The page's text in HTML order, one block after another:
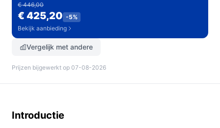
€ 446,00
€ 425,20 -5%
Bekijk aanbieding
Vergelijk met andere
Prijzen bijgewerkt op 07-08-2026
Introductie